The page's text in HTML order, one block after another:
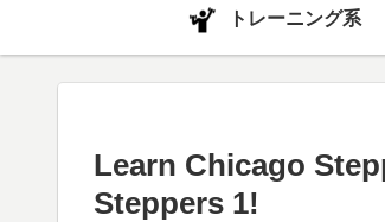
トレーニング系
Learn Chicago
Steppers 1!